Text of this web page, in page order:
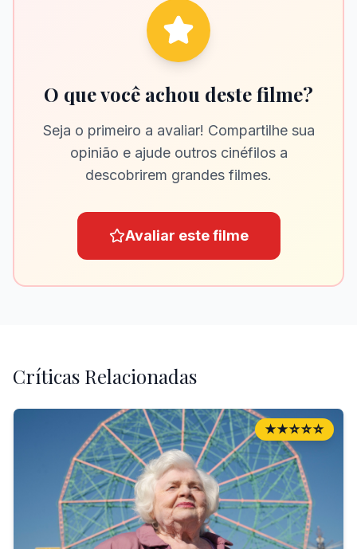
O que você achou deste filme?
Seja o primeiro a avaliar! Compartilhe sua
opinião e ajude outros cinéfilos a
descobrirem grandes filmes.
Avaliar este filme
Críticas Relacionadas
★★☆☆☆